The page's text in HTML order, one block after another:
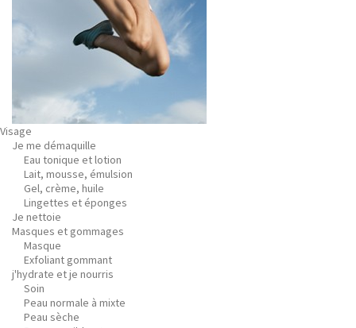
Visage
Je me démaquille
Eau tonique et lotion
Lait, mousse, émulsion
Gel, crème, huile
Lingettes et éponges
Je nettoie
Masques et gommages
Masque
Exfoliant gommant
j'hydrate et je nourris
Soin
Peau normale à mixte
Peau sèche